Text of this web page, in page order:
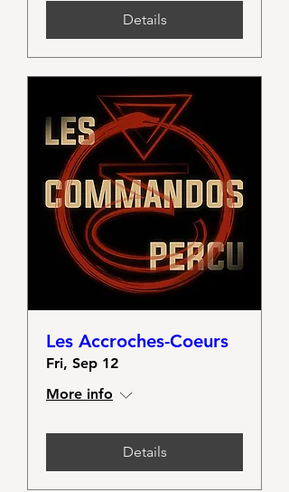
Details
Les Accroches-Coeurs
Fri, Sep 12
More info
Details